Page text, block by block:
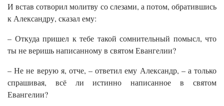
И встав сотворил молитву со слезами, а потом, обратившись
к Александру, сказал ему:
– Откуда пришел к тебе такой сомнительный помысл, что
ты не веришь написанному в святом Евангелии?
– Не не верую я, отче, – ответил ему Александр, – а только
спрашивая, всё ли истинно написанное в святом
Евангелии?